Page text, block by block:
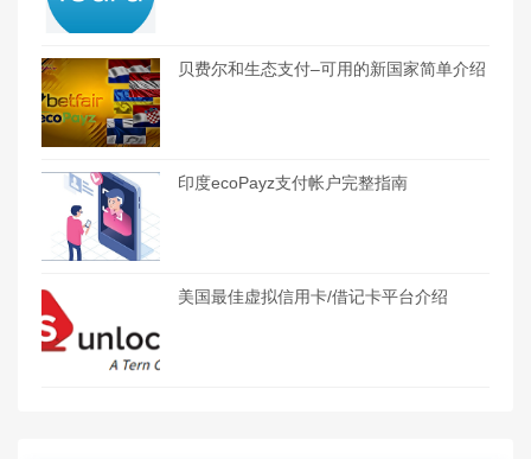
贝费尔和生态支付–可用的新国家简单介绍
印度ecoPayz支付帐户完整指南
美国最佳虚拟信用卡/借记卡平台介绍